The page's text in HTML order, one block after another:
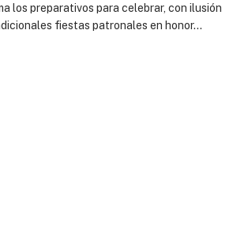
los preparativos para celebrar, con ilusión
fiestas patronales en honor…